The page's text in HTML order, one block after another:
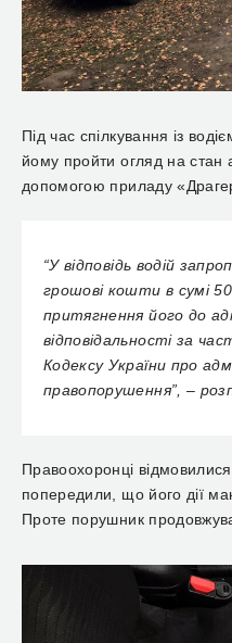
Під час спілкування із
йому пройти огляд на стан
допомогою приладу
“У відповідь водій
грошові кошти в сумі
притягнення його до
відповідальності за
Кодексу України про
правопорушення”, –
Правоохоронці відмовилися
попередили, що його дії
Проте порушник